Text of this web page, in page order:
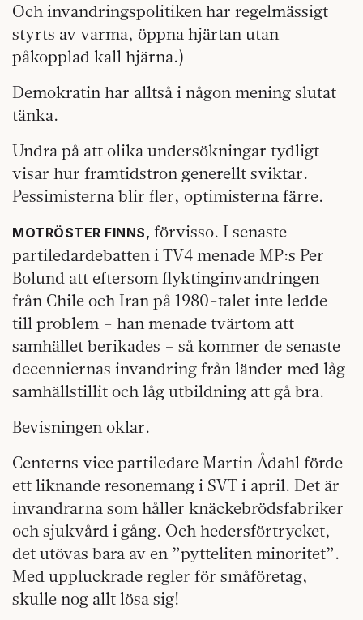
Och invandringspolitiken har regelmässigt
styrts av varma, öppna hjärtan utan
påkopplad kall hjärna.)
Demokratin har alltså i någon mening slutat
tänka.
Undra på att olika undersökningar tydligt
visar hur framtidstron generellt sviktar.
Pessimisterna blir fler, optimisterna färre.
MOTRÖSTER FINNS, förvisso. I senaste
partiledardebatten i TV4 menade MP:s Per
Bolund att eftersom flyktinginvandringen
från Chile och Iran på 1980-talet inte ledde
till problem – han menade tvärtom att
samhället berikades – så kommer de senaste
decenniernas invandring från länder med låg
samhällstillit och låg utbildning att gå bra.
Bevisningen oklar.
Centerns vice partiledare Martin Ådahl förde
ett liknande resonemang i SVT i april. Det är
invandrarna som håller knäckebrödsfabriker
och sjukvård i gång. Och hedersförtrycket,
det utövas bara av en ”pytteliten minoritet”.
Med uppluckrade regler för småföretag,
skulle nog allt lösa sig!